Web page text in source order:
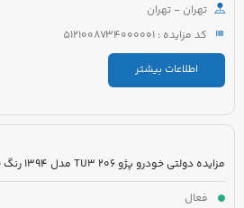
تهران - تهران
کد مزایده : 5121008734000001
اطلاعات بیشتر
فعال